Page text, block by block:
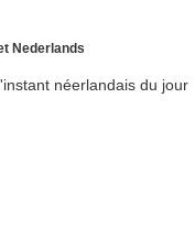
Nederlands